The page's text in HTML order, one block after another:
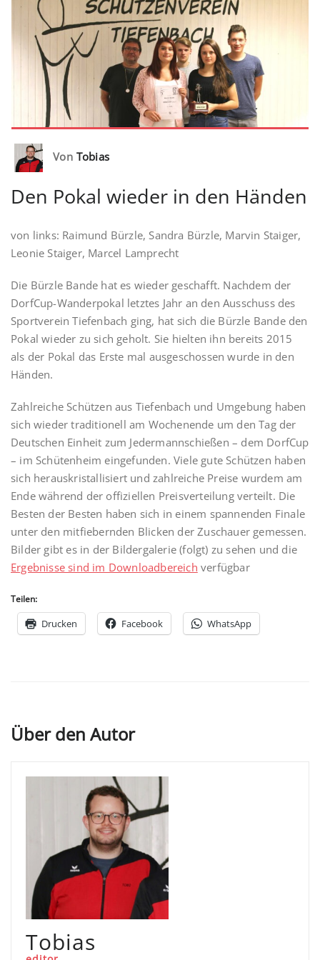
Von Tobias
Den Pokal wieder in den Händen
von links: Raimund Bürzle, Sandra Bürzle, Marvin Staiger,
Leonie Staiger, Marcel Lamprecht
Die Bürzle Bande hat es wieder geschafft. Nachdem der
DorfCup-Wanderpokal letztes Jahr an den Ausschuss des
Sportverein Tiefenbach ging, hat sich die Bürzle Bande den
Pokal wieder zu sich geholt. Sie hielten ihn bereits 2015
als der Pokal das Erste mal ausgeschossen wurde in den
Händen.
Zahlreiche Schützen aus Tiefenbach und Umgebung haben
sich wieder traditionell am Wochenende um den Tag der
Deutschen Einheit zum Jedermannschießen – dem DorfCup
– im Schütenheim eingefunden. Viele gute Schützen haben
sich herauskristallisiert und zahlreiche Preise wurdem am
Ende während der offiziellen Preisverteilung verteilt. Die
Besten der Besten haben sich in einem spannenden Finale
unter den mitfiebernden Blicken der Zuschauer gemessen.
Bilder gibt es in der Bildergalerie (folgt) zu sehen und die
Ergebnisse sind im Downloadbereich verfügbar
Teilen:
Drucken Facebook WhatsApp
Über den Autor
Tobias